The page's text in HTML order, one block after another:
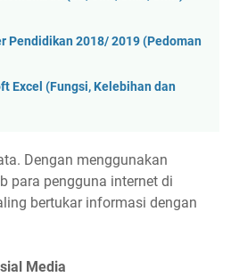
Pendidikan 2018/ 2019 (Pedoman
Excel (Fungsi, Kelebihan dan
Dengan menggunakan
para pengguna internet di
bertukar informasi dengan
Media